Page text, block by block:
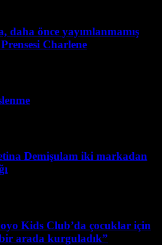
daha önce yayımlanmamış
Charlene
Demişulam iki markadan
Kids Club’da çocuklar için
arada kurguladık”